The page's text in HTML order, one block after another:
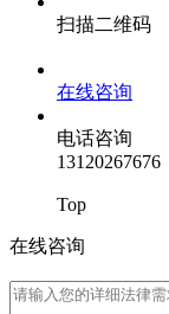
扫描二维码
在线咨询
电话咨询
13120267676
Top
在线咨询